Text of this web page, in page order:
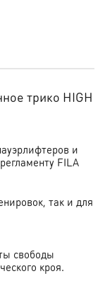
трико HIGH
и
FILA
так и для
свободы
кроя.